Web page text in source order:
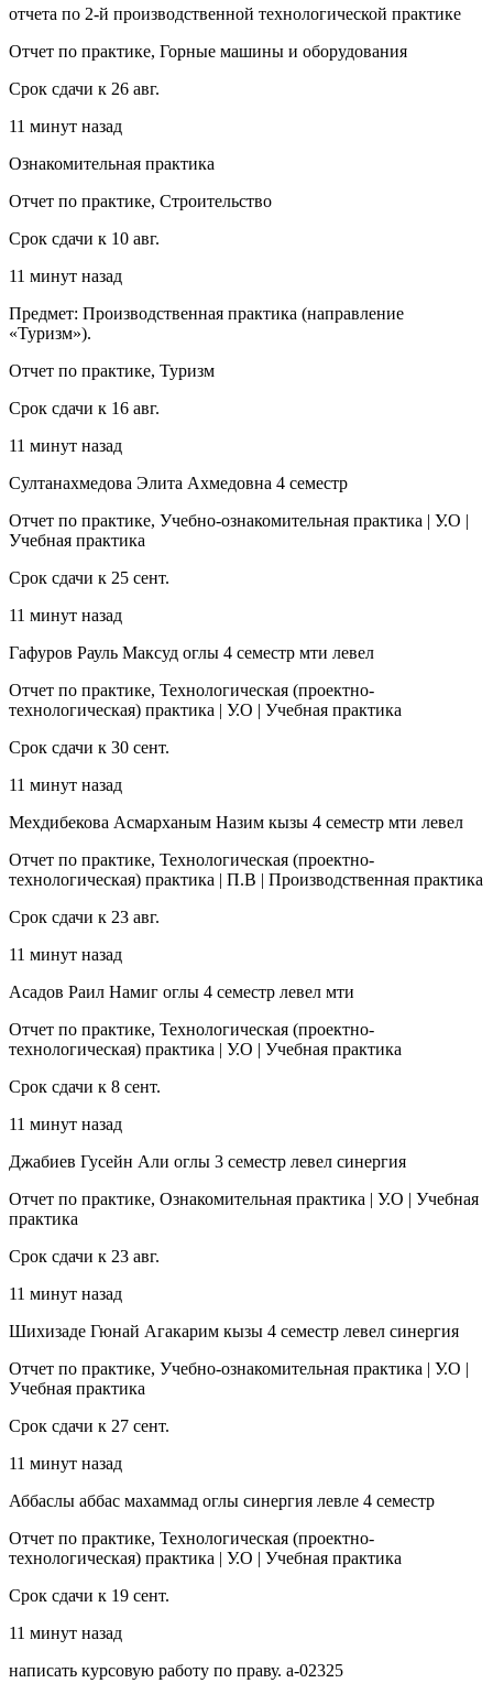
отчета по 2-й производственной технологической практике
Отчет по практике, Горные машины и оборудования
Срок сдачи к 26 авг.
11 минут назад
Ознакомительная практика
Отчет по практике, Строительство
Срок сдачи к 10 авг.
11 минут назад
Предмет: Производственная практика (направление
«Туризм»).
Отчет по практике, Туризм
Срок сдачи к 16 авг.
11 минут назад
Султанахмедова Элита Ахмедовна 4 семестр
Отчет по практике, Учебно-ознакомительная практика | У.О |
Учебная практика
Срок сдачи к 25 сент.
11 минут назад
Гафуров Рауль Максуд оглы 4 семестр мти левел
Отчет по практике, Технологическая (проектно-
технологическая) практика | У.О | Учебная практика
Срок сдачи к 30 сент.
11 минут назад
Мехдибекова Асмарханым Назим кызы 4 семестр мти левел
Отчет по практике, Технологическая (проектно-
технологическая) практика | П.В | Производственная практика
Срок сдачи к 23 авг.
11 минут назад
Асадов Раил Намиг оглы 4 семестр левел мти
Отчет по практике, Технологическая (проектно-
технологическая) практика | У.О | Учебная практика
Срок сдачи к 8 сент.
11 минут назад
Джабиев Гусейн Али оглы 3 семестр левел синергия
Отчет по практике, Ознакомительная практика | У.О | Учебная
практика
Срок сдачи к 23 авг.
11 минут назад
Шихизаде Гюнай Агакарим кызы 4 семестр левел синергия
Отчет по практике, Учебно-ознакомительная практика | У.О |
Учебная практика
Срок сдачи к 27 сент.
11 минут назад
Аббаслы аббас махаммад оглы синергия левле 4 семестр
Отчет по практике, Технологическая (проектно-
технологическая) практика | У.О | Учебная практика
Срок сдачи к 19 сент.
11 минут назад
написать курсовую работу по праву. а-02325